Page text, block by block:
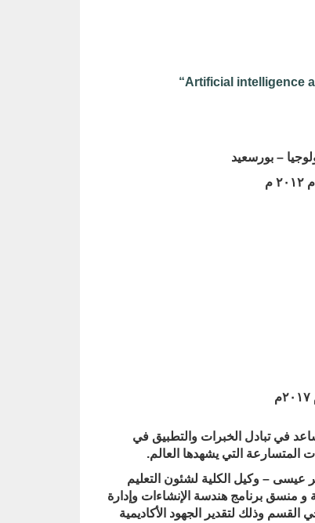
“Artificial intelligence
– بورسعيد
في تبادل الخبرات والتطبيق في
التي يشهدها العالم.
عيسى – وكيل الكلية لشئون التعليم
و منسق برنامج هندسة الإنشاءات وإدارة
وذلك لتقدير الجهود الأكاديمية